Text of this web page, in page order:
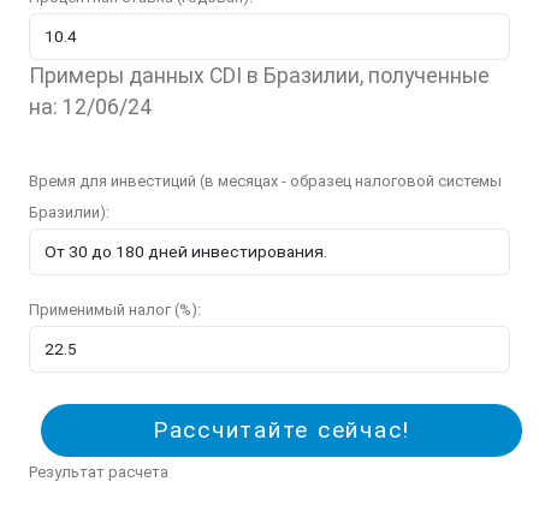
Примеры данных CDI в Бразилии, полученные
на: 12/06/24
Время для инвестиций (в месяцах - образец налоговой системы
Бразилии):
Применимый налог (%):
Рассчитайте сейчас!
Результат расчета